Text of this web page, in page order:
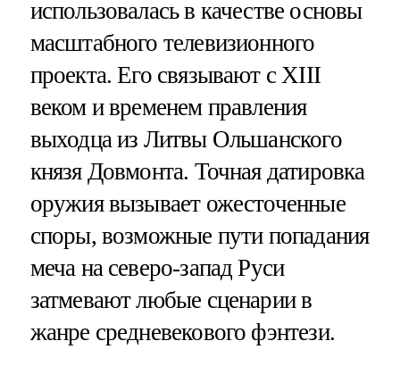
использовалась в качестве основы
масштабного телевизионного
проекта. Его связывают с XIII
веком и временем правления
выходца из Литвы Ольшанского
князя Довмонта. Точная датировка
оружия вызывает ожесточенные
споры, возможные пути попадания
меча на северо-запад Руси
затмевают любые сценарии в
жанре средневекового фэнтези.